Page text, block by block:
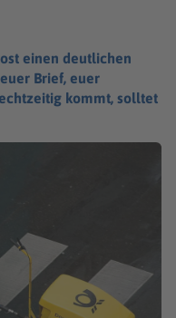
einen deutlichen
Brief, euer
kommt, solltet